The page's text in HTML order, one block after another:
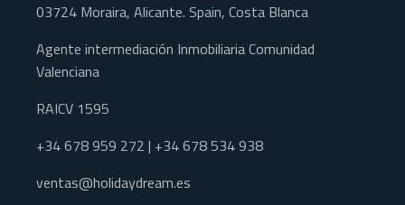
03724 Moraira, Alicante. Spain, Costa Blanca
Agente intermediación Inmobiliaria Comunidad
Valenciana
RAICV 1595
+34 678 959 272 | +34 678 534 938
ventas@holidaydream.es